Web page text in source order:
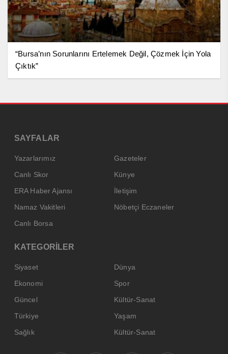
“Bursa’nın Sorunlarını Ertelemek Değil, Çözmek İçin Yola
Çıktık”
SAYFALAR
Yazarlarımız
Gazeteler
Canlı Skor
Künye
ERA Haber Ajansı
İletişim
Namaz Vakitleri
Nöbetçi Eczaneler
Canlı Borsa
KATEGORİLER
Siyaset
Dünya
Ekonomi
Spor
Güncel
Kültür-Sanat
Türkiye
Yaşam
Sağlık
Kültür-Sanat